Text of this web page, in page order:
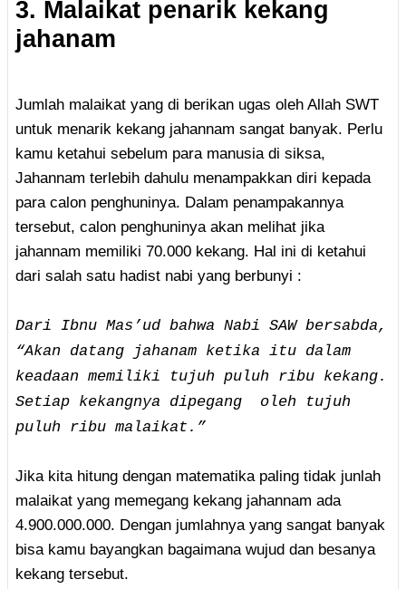
3. Malaikat penarik kekang
jahanam
Jumlah malaikat yang di berikan ugas oleh Allah SWT
untuk menarik kekang jahannam sangat banyak. Perlu
kamu ketahui sebelum para manusia di siksa,
Jahannam terlebih dahulu menampakkan diri kepada
para calon penghuninya. Dalam penampakannya
tersebut, calon penghuninya akan melihat jika
jahannam memiliki 70.000 kekang. Hal ini di ketahui
dari salah satu hadist nabi yang berbunyi :
Dari Ibnu Mas’ud bahwa Nabi SAW bersabda,
“Akan datang jahanam ketika itu dalam
keadaan memiliki tujuh puluh ribu kekang.
Setiap kekangnya dipegang oleh tujuh
puluh ribu malaikat.”
Jika kita hitung dengan matematika paling tidak junlah
malaikat yang memegang kekang jahannam ada
4.900.000.000. Dengan jumlahnya yang sangat banyak
bisa kamu bayangkan bagaimana wujud dan besanya
kekang tersebut.